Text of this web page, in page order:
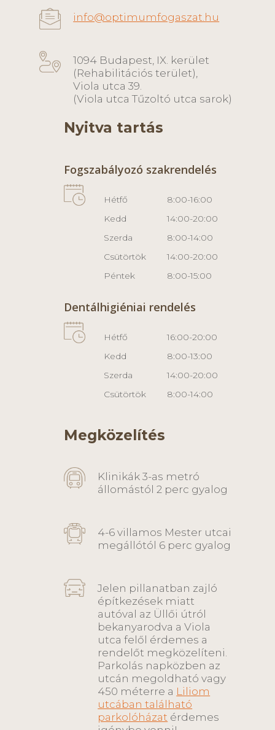
info@optimumfogaszat.hu
1094 Budapest, IX. kerület
(Rehabilitációs terület),
Viola utca 39.
(Viola utca Tűzoltó utca sarok)
Nyitva tartás
Fogszabályozó szakrendelés
Hétfő
8:00-16:00
Kedd
14:00-20:00
Szerda
8:00-14:00
Csütörtök
14:00-20:00
Péntek
8:00-15:00
Dentálhigiéniai rendelés
Hétfő
16:00-20:00
Kedd
8:00-13:00
Szerda
14:00-20:00
Csütörtök
8:00-14:00
Megközelítés
Klinikák 3-as metró
állomástól 2 perc gyalog
4-6 villamos Mester utcai
megállótól 6 perc gyalog
Jelen pillanatban zajló
építkezések miatt
autóval az Üllői útról
bekanyarodva a Viola
utca felől érdemes a
rendelőt megközelíteni.
Parkolás napközben az
utcán megoldható vagy
450 méterre a Liliom
utcában található
parkolóházat érdemes